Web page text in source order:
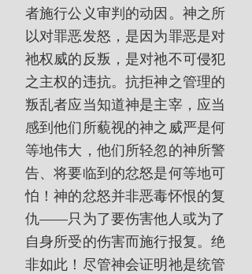
者施行公义审判的动因。神之所
以对罪恶发怒，是因为罪恶是对
祂权威的反叛，是对祂不可侵犯
之主权的违抗。抗拒神之管理的
叛乱者应当知道神是主宰，应当
感到他们所藐视的神之威严是何
等地伟大，他们所轻忽的神所警
告、将要临到的忿怒是何等地可
怕！神的忿怒并非恶毒怀恨的复
仇——只为了要伤害他人或为了
自身所受的伤害而施行报复。绝
非如此！尽管神会证明祂是统管